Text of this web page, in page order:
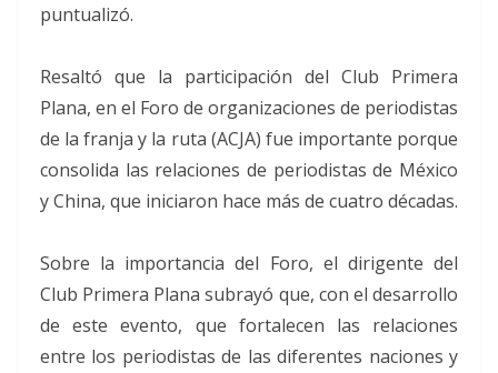
puntualizó.
Resaltó que la participación del Club Primera
Plana, en el Foro de organizaciones de periodistas
de la franja y la ruta (ACJA) fue importante porque
consolida las relaciones de periodistas de México
y China, que iniciaron hace más de cuatro décadas.
Sobre la importancia del Foro, el dirigente del
Club Primera Plana subrayó que, con el desarrollo
de este evento, que fortalecen las relaciones
entre los periodistas de las diferentes naciones y